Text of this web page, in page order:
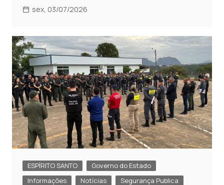
sex, 03/07/2026
ESPÍRITO SANTO
Governo do Estado
Informações
Notícias Segurança Publica